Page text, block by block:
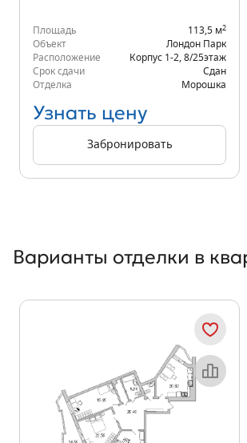
Площадь 113,5 м2
Объект
Лондон Парк
Расположение
Корпус 1-2 8/25этаж
Срок сдачи
Сдан
Отделка
Морошка
Узнать цену
Забронировать
Варианты отделки в